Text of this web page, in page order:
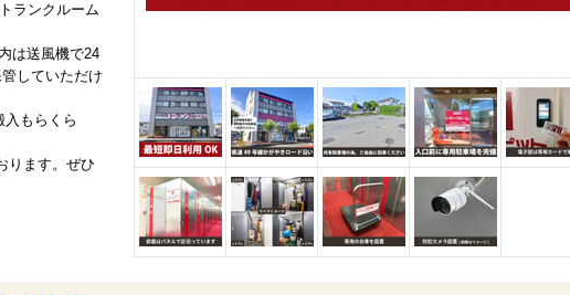
ランクルーム
は送風機で24
していただけ
もらくら
ります。ぜひ